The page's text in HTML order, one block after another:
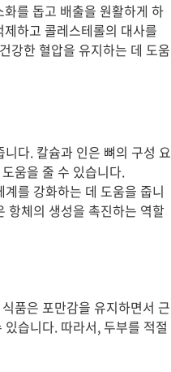
를 돕고 배출을 원활하게 하
하고 콜레스테롤의 대사를
강한 혈압을 유지하는 데 도움
다. 칼슘과 인은 뼈의 구성 요
움을 줄 수 있습니다.
를 강화하는 데 도움을 줍니
항체의 생성을 촉진하는 역할
품은 포만감을 유지하면서 근
습니다. 따라서, 두부를 적절